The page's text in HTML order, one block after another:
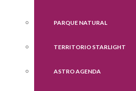
PARQUE NATURAL
TERRITORIO STARLIGHT
ASTRO AGENDA